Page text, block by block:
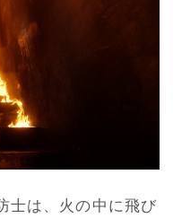
士は、火の中に飛び